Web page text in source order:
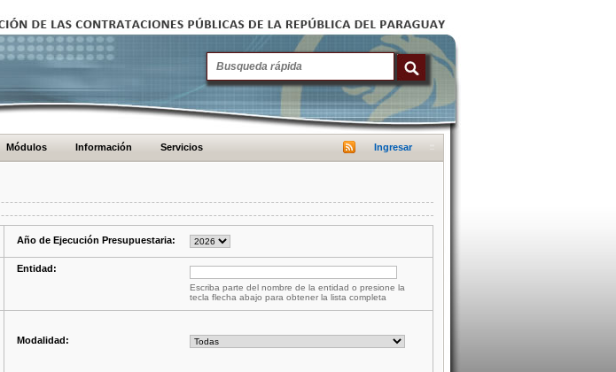
Módulos Información Servicios Ingresar
Año de Ejecución Presupuestaria:
Entidad:
Escriba parte del nombre de la entidad o presione la
tecla flecha abajo para obtener la lista completa
Modalidad: